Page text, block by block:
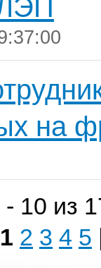
на
10 из
1 2 3 4 5